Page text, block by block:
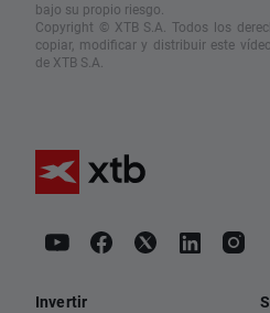
bajo su propio riesgo.
Copyright © XTB S.A. Todos los
copiar, modificar y distribuir este
de XTB S.A.
Invertir